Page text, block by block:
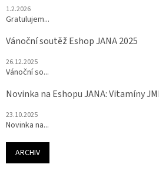
1.2.2026
Gratulujem...
Vánoční soutěž Eshop JANA 2025
26.12.2025
Vánoční so...
Novinka na Eshopu JANA: Vitamíny
23.10.2025
Novinka na...
ARCHIV